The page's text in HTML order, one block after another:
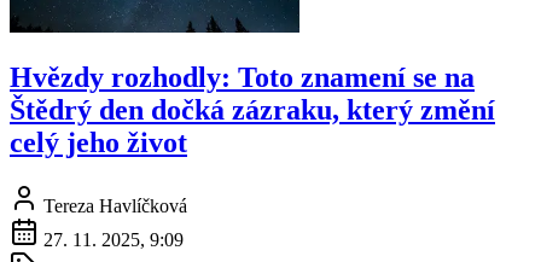
Hvězdy rozhodly: Toto znamení se na
Štědrý den dočká zázraku, který změní
celý jeho život
Tereza Havlíčková
27. 11. 2025, 9:09